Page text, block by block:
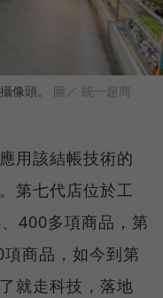
像頭。 圖／ 統一超商
用該結帳技術的
第七代店位於工
400多項商品，第
商品，如今到第
就走科技，落地